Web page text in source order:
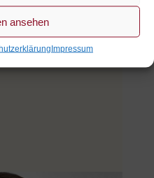
ansehen
Impressum